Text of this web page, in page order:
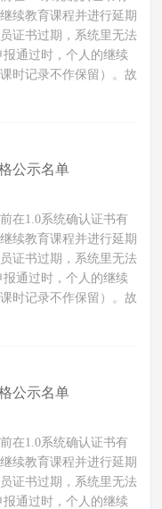
续教育课程并进行延期
证书过期，系统里无法
通过时，个人的继续
时记录不作保留）。故
公示名单
在1.0系统确认证书有
续教育课程并进行延期
证书过期，系统里无法
通过时，个人的继续
时记录不作保留）。故
公示名单
在1.0系统确认证书有
续教育课程并进行延期
证书过期，系统里无法
通过时，个人的继续